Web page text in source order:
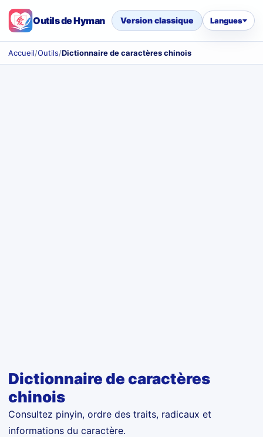
Outils de Hyman Version classique Langues
Accueil/Outils/Dictionnaire de caractères chinois
Dictionnaire de caractères
chinois
Consultez pinyin, ordre des traits, radicaux et
informations du caractère.